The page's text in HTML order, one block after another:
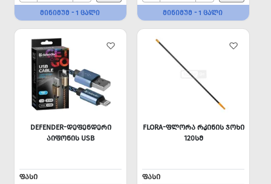
ᲛᲘᲜᲘᲛᲣᲛ - 1 ᲪᲐᲚᲘ ᲛᲘᲜᲘᲛᲣᲛ - 1 ᲪᲐᲚᲘ
DEFENDER-ᲓᲔᲤᲔᲜᲓᲔᲠᲘ
ᲐᲘᲤᲝᲜᲘᲡ USB
ᲤᲐᲡᲘ
FLORA-ᲤᲚᲝᲠᲐ ᲠᲙᲘᲜᲘᲡ ᲯᲝᲮᲘ
120ᲡᲛ
ᲤᲐᲡᲘ